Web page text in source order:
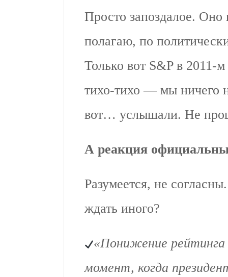
Просто запоздалое.
полагаю, по
Только вот S&P в 2011-
тихо-тихо — мы ничего
вот… услышали. Не
А реакция
Разумеется, не
ждать иного?
«Понижение
момент, когда